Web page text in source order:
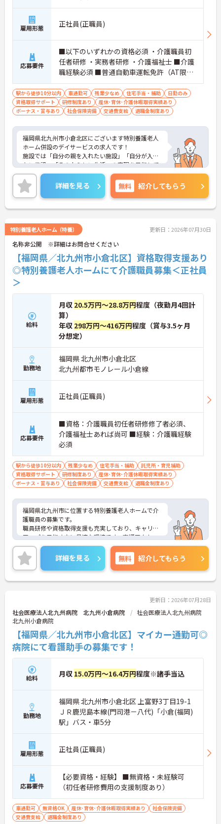
雇用形態 正社員(正職員)
応募要件
■以下のいずれかの資格必須 ・介護職員初
任者研修 ・実務者研修 ・介護福祉士 ■介護
職経験必須 ■普通自動車運転免許（AT限定
可）必須
駅から徒歩10分以内 車通勤可 残業少なめ 住宅手当・補助
日勤のみ
資格取得サポート
研修制度あり
産休･育休･介護休暇取得実績あり
ボーナス・賞与あり
社会保険完備 交通費支給 退職金制度あり
福岡県北九州市小倉北区にございます特別養護老人
ホーム併設のデイサービスの求人です！
施設では「自分の親を入れたい施設」「自分が入り
たい施設」「その人らしい生活」の実現を目指して
います☆
事業所内には保育園を完備しており、福岡県子育て
応援宣言企業に認定されているなど子育て中の方も
安心して働ける環境♪
また有給消化率30%を目指しており、残業0活動も
ご興味がある方は是非一度マイナビまでお問合せく
ださい！さらに詳細などお伝えします！！
詳細を見る 無料 紹介してもらう
特別養護老人ホーム（特養） 更新日：2026年07月30日
名称非公開 ※詳細はお問合せください
【福岡県／北九州市小倉北区】資格取得支援あり
◎特別養護老人ホームにて介護職員募集＜正社員
＞
給料
月収 20.5万円～28.8万円程度（夜勤月4回計
算）
年収 298万円～416万円程度（賞与3.5ヶ月
分想定）
勤務地
福岡県 北九州市小倉北区
北九州都市モノレール小倉線
雇用形態 正社員(正職員)
応募要件
■資格：介護職員初任者研修修了者必須、
介護福祉士あれば尚可 ■経験：介護職経験
必須
駅から徒歩10分以内 残業少なめ 住宅手当・補助
託児所・育児補助
資格取得サポート
研修制度あり
産休･育休･介護休暇取得実績あり
ボーナス・賞与あり
社会保険完備 交通費支給 退職金制度あり
福岡県北九州市に位置する特別養護老人ホームで介
護職員の募集です。
職員研修や資格取得支援も充実しており、キャリア
アップを目指す方に最適な環境です。交通アクセス
も良好で、バス停から徒歩4分と通勤しやすい立地
です。賞与は年2回、年間休日は107日と、プライベ
ートも大切にできます。住宅手当や扶養手当など福
利厚生も充実しており、長く安心して働ける職場で
す。
詳細をお話いたしますので、お気軽にご相談くださ
詳細を見る 無料 紹介してもらう
更新日：2026年07月28日
社会医療法人北九州病院 北九州小倉病院
社会医療法人北九州病院
北九州小倉病院
【福岡県／北九州市小倉北区】マイカー通勤可◎
病院にて看護助手の募集です！
給料 月収 15.0万円～16.4万円程度※諸手当込
勤務地
福岡県 北九州市小倉北区 上富野3丁目19-1
ＪＲ鹿児島本線(門司港－八代)「小倉(福岡)
駅」バス・車5分
雇用形態 正社員(正職員)
応募要件
【必要資格・経験】 ■無資格・未経験可
（初任者研修費用の支援制度あり）
車通勤可 無資格OK 産休･育休･介護休暇取得実績あり
社会保険完備
交通費支給
退職金制度あり